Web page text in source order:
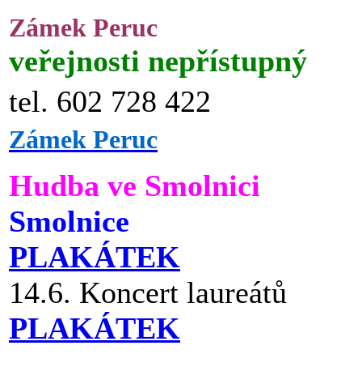
Zámek Peruc
veřejnosti nepřístupný
tel. 602 728 422
Zámek Peruc
Hudba ve Smolnici
Smolnice
PLAKÁTEK
14.6. Koncert laureátů
PLAKÁTEK